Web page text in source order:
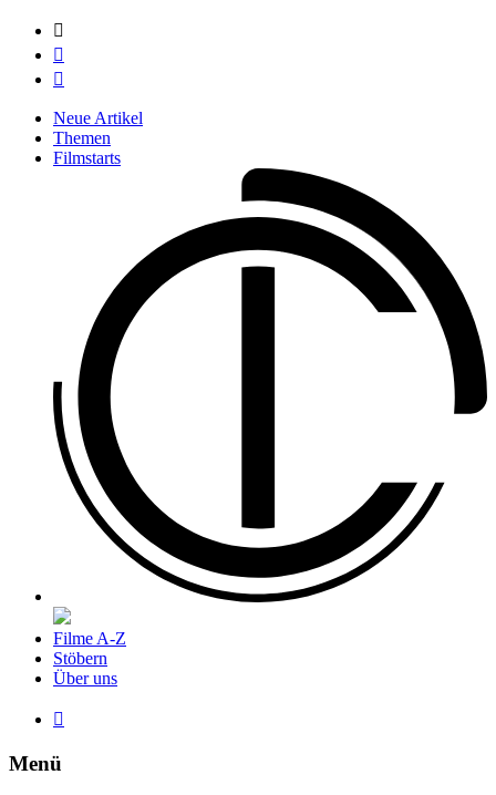



Neue Artikel
Themen
Filmstarts
Filme A-Z
Stöbern
Über uns

Menü